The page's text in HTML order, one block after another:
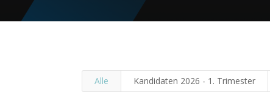
Alle Kandidaten 2026 - 1. Trimester